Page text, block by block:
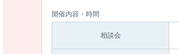
開催内容・時間
相談会